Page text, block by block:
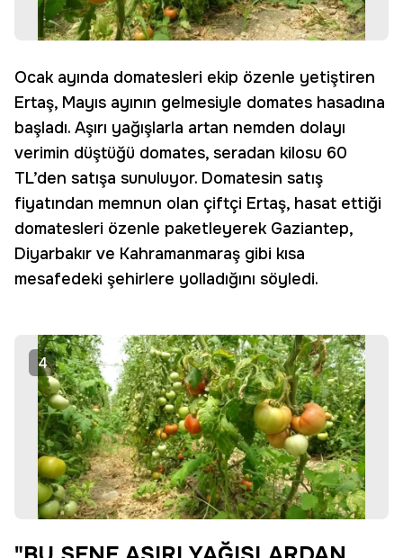
Ocak ayında domatesleri ekip özenle yetiştiren
Ertaş, Mayıs ayının gelmesiyle domates hasadına
başladı. Aşırı yağışlarla artan nemden dolayı
verimin düştüğü domates, seradan kilosu 60
TL’den satışa sunuluyor. Domatesin satış
fiyatından memnun olan çiftçi Ertaş, hasat ettiği
domatesleri özenle paketleyerek Gaziantep,
Diyarbakır ve Kahramanmaraş gibi kısa
mesafedeki şehirlere yolladığını söyledi.
4